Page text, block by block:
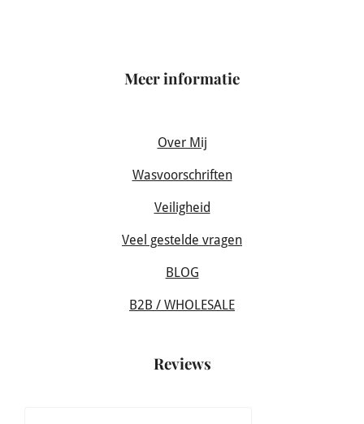
Meer informatie
Over Mij
Wasvoorschriften
Veiligheid
Veel gestelde vragen
BLOG
B2B / WHOLESALE
Reviews